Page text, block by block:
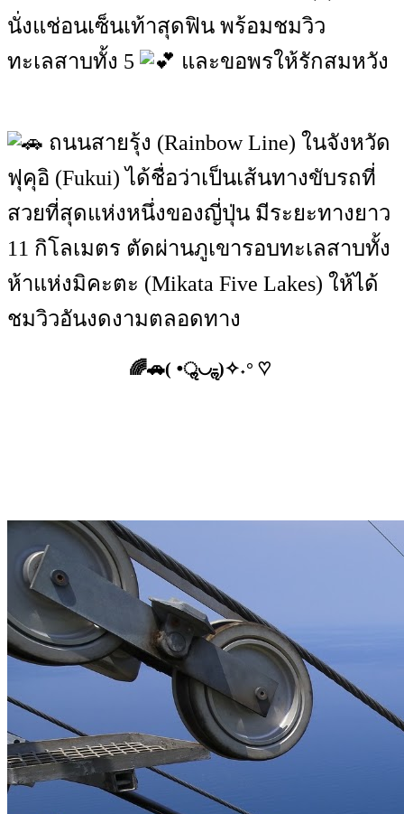
นั่งแช่อนเซ็นเท้าสุดฟิน พร้อมชมวิว
ทะเลสาบทั้ง 5
และขอพรให้รักสมหวัง
ถนนสายรุ้ง (Rainbow Line) ในจังหวัด
ฟุคุอิ (Fukui) ได้ชื่อว่าเป็นเส้นทางขับรถที่
สวยที่สุดแห่งหนึ่งของญี่ปุ่น มีระยะทางยาว
11 กิโลเมตร ตัดผ่านภูเขารอบทะเลสาบทั้ง
ห้าแห่งมิคะตะ (Mikata Five Lakes) ให้ได้
ชมวิวอันงดงามตลอดทาง
🌈🚗( •ॢ◡-ॢ)✧˖° ♡